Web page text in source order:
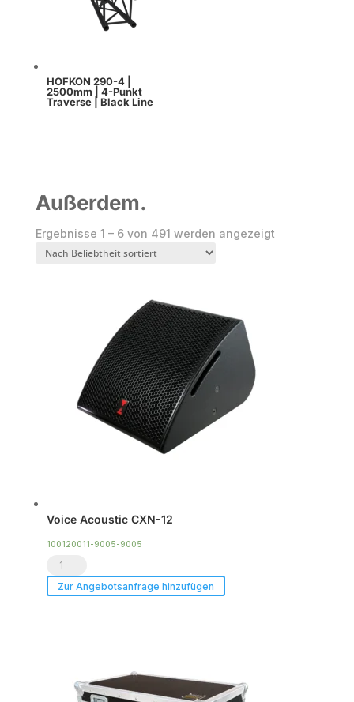
HOFKON 290-4 |
2500mm | 4-Punkt
Traverse | Black Line
Außerdem.
Ergebnisse 1 – 6 von 491 werden angezeigtNach
Voice Acoustic CXN-12
100120011-9005-9005
Voice
Acoustic
Zur Angebotsanfrage hinzufügen